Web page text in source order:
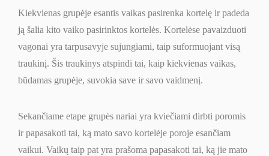
Kiekvienas grupėje esantis vaikas pasirenka kortelę ir padeda
ją šalia kito vaiko pasirinktos kortelės. Kortelėse pavaizduoti
vagonai yra tarpusavyje sujungiami, taip suformuojant visą
traukinį. Šis traukinys atspindi tai, kaip kiekvienas vaikas,
būdamas grupėje, suvokia save ir savo vaidmenį.
Sekančiame etape grupės nariai yra kviečiami dirbti poromis
ir papasakoti tai, ką mato savo kortelėje poroje esančiam
vaikui. Vaikų taip pat yra prašoma papasakoti tai, ką jie mato